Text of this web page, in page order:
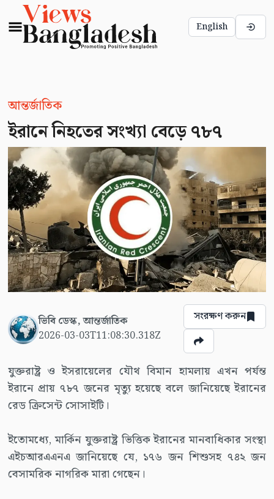
English
আন্তর্জাতিক
ইরানে নিহতের সংখ্যা বেড়ে ৭৮৭
ভিবি ডেস্ক, আন্তর্জাতিক
2026-03-03T11:08:30.318Z
সংরক্ষণ করুন
যুক্তরাষ্ট্র ও ইসরায়েলের যৌথ বিমান হামলায় এখন পর্যন্ত
ইরানে প্রায় ৭৮৭ জনের মৃত্যু হয়েছে বলে জানিয়েছে ইরানের
রেড ক্রিসেন্ট সোসাইটি।
ইতোমধ্যে, মার্কিন যুক্তরাষ্ট্র ভিত্তিক ইরানের মানবাধিকার সংস্থা
এইচআরএএনএ জানিয়েছে যে, ১৭৬ জন শিশুসহ ৭৪২ জন
বেসামরিক নাগরিক মারা গেছেন।